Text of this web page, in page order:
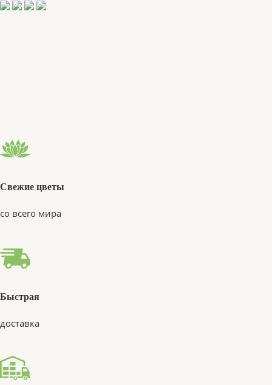
Свежие цветы
со всего мира
Быстрая
доставка